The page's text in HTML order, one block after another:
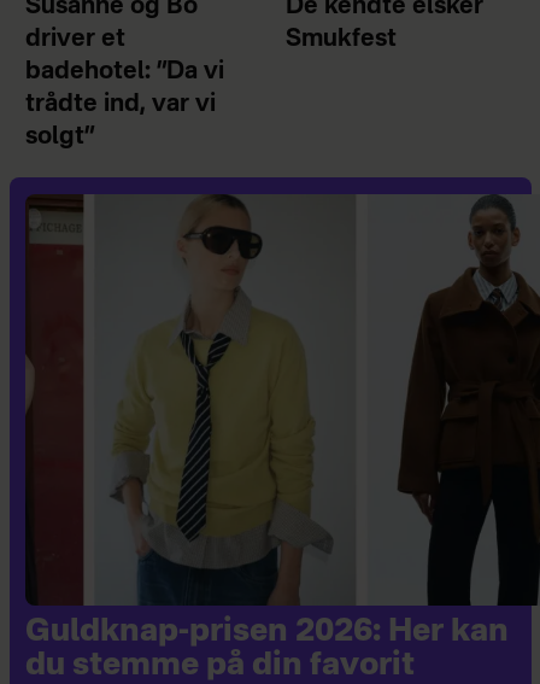
Susanne og Bo
driver et
badehotel: ”Da vi
trådte ind, var vi
solgt”
De kendte elsker
Smukfest
Guldknap-prisen 2026: Her kan
du stemme på din favorit